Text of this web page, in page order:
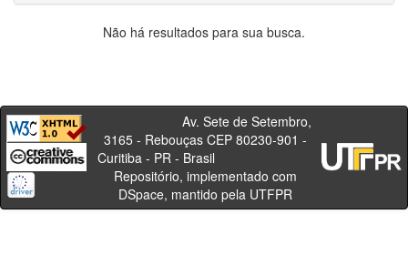
Não há resultados para sua busca.
Av. Sete de Setembro,
3165 - Rebouças CEP 80230-901 -
Curitiba - PR - Brasil
Repositório, implementado com
DSpace, mantido pela UTFPR